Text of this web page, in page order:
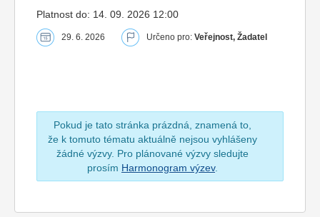
Platnost do: 14. 09. 2026 12:00
29. 6. 2026 Určeno pro: Veřejnost, Žadatel
Pokud je tato stránka prázdná, znamená to,
že k tomuto tématu aktuálně nejsou vyhlášeny
žádné výzvy. Pro plánované výzvy sledujte
prosím Harmonogram výzev.